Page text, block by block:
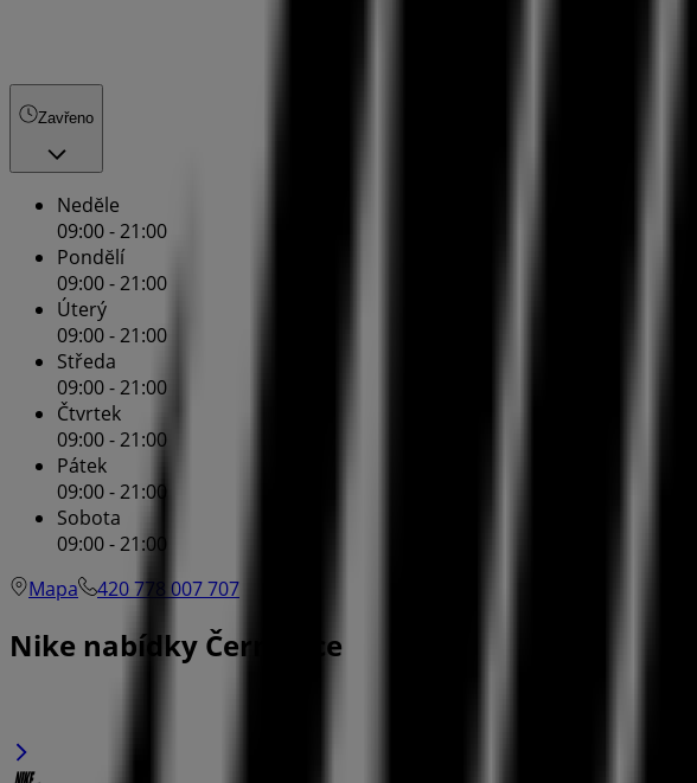
Zavřeno
Nedĕle
09:00 - 21:00
Pondĕlí
09:00 - 21:00
Úterý
09:00 - 21:00
Středa
09:00 - 21:00
Čtvrtek
09:00 - 21:00
Pátek
09:00 - 21:00
Sobota
09:00 - 21:00
Mapa
420 778 007 707
Nike nabídky Černošice